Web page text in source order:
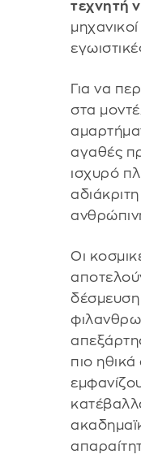
τεχνητή
Για να
στα
αγαθές
ισχυρό
Οι
δέσμευση
πιο